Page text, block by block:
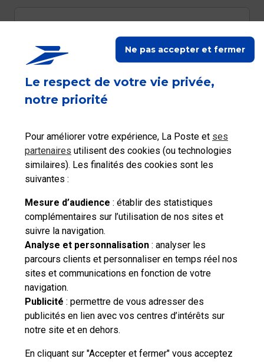
Le respect de votre vie privée,
notre priorité
Pour améliorer votre expérience, La Poste et ses
partenaires utilisent des cookies (ou technologies
similaires). Les finalités des cookies sont les
suivantes :
Mesure d’audience : établir des statistiques
complémentaires sur l’utilisation de nos sites et
suivre la navigation.
Analyse et personnalisation : analyser les
parcours clients et personnaliser en temps réel nos
sites et communications en fonction de votre
navigation.
Publicité : permettre de vous adresser des
publicités en lien avec vos centres d’intérêts sur
notre site et en dehors.
En cliquant sur "Accepter et fermer" vous acceptez
Ne pas accepter et fermer
Colissimo ou ma Lettre Recommandée dans un
point de retrait ?
Comment suivre l'état d'avancement de ma
Quelles sont les pièces nécessaires pour créer
une procuration ?
Si je m’absente ou si je pars à l’étranger, dois-je
faire une procuration ?
Qu'est-ce que la procuration permanente ?
Vous souhaitez nous écrire ?